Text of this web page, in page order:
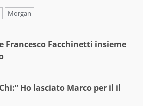
Morgan
Francesco Facchinetti insieme
Ho lasciato Marco per il il